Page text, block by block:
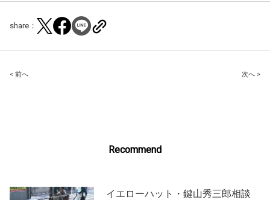
share：
Post
< 前へ 次へ >
Recommend
イエローハット・鍵山秀三郎相談